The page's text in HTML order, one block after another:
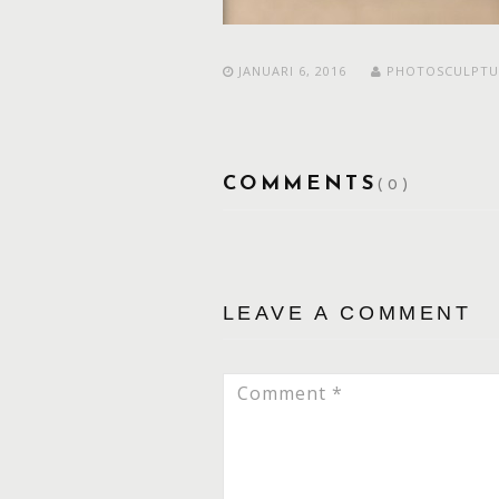
JANUARI 6, 2016
COMMENTS (0)
LEAVE A COMMENT